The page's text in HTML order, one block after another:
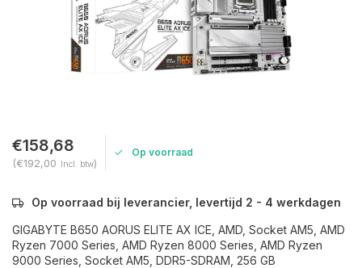
€158,68
(€192,00 Incl. btw)
Op voorraad
Op voorraad bij leverancier, levertijd 2 - 4 werkdagen
GIGABYTE B650 AORUS ELITE AX ICE, AMD, Socket AM5, AMD
Ryzen 7000 Series, AMD Ryzen 8000 Series, AMD Ryzen
9000 Series, Socket AM5, DDR5-SDRAM, 256 GB